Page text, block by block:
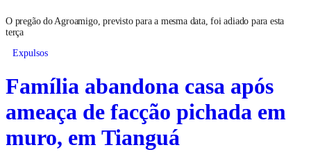
O pregão do Agroamigo, previsto para a mesma data, foi adiado para esta
terça
Expulsos
Família abandona casa após
ameaça de facção pichada em
muro, em Tianguá